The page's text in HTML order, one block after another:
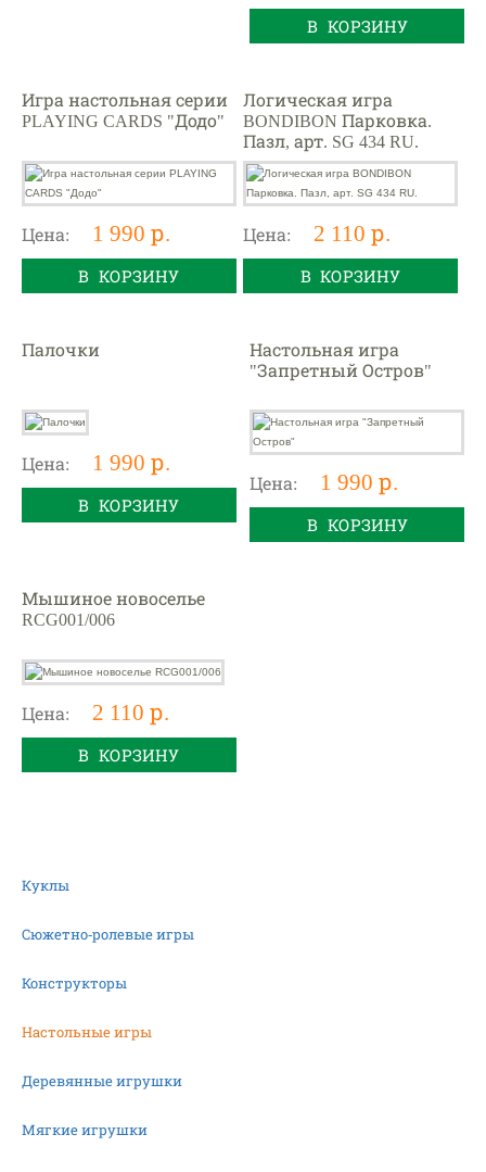
В КОРЗИНУ
Игра настольная серии
PLAYING CARDS "Додо"
Цена: 1 990 р.
В КОРЗИНУ
Логическая игра
BONDIBON Парковка.
Пазл, арт. SG 434 RU.
Цена: 2 110 р.
В КОРЗИНУ
Палочки
Цена: 1 990 р.
В КОРЗИНУ
Настольная игра
"Запретный Остров"
Цена: 1 990 р.
В КОРЗИНУ
Мышиное новоселье
RCG001/006
Цена: 2 110 р.
В КОРЗИНУ
Куклы
Сюжетно-ролевые игры
Конструкторы
Настольные игры
Деревянные игрушки
Мягкие игрушки